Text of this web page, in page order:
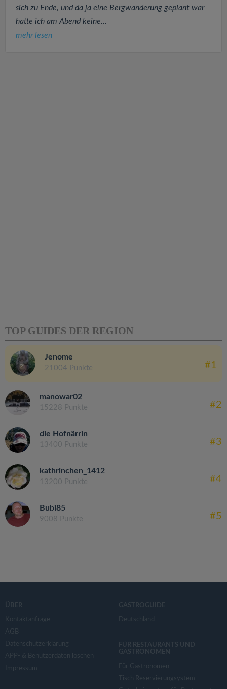
sich zu Ende, und da ja eine Bergwanderung geplant war
hatte ich am Abend keine...
mehr lesen
TOP GUIDES DER REGION
Jenome
21004 Punkte #1
manowar02
15228 Punkte #2
die Hofnärrin
13400 Punkte #3
kathrinchen_1412
13200 Punkte #4
Bubi85
9008 Punkte #5
ÜBER
Kontaktanfrage
AGB
Datenschutzerklärung
APP- & Benutzerdaten löschen
Impressum
GASTROGUIDE
Deutschland
FÜR RESTAURANTS UND
GASTRONOMEN
Für Gastronomen
Tisch Reservierungsystem